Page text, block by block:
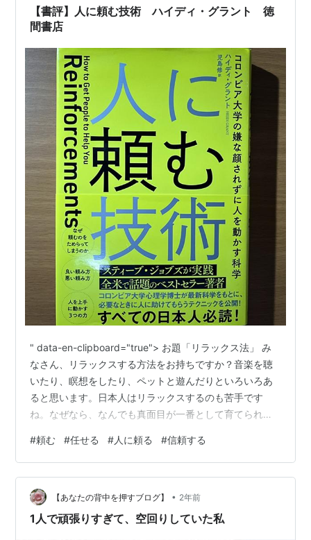
うのです。 普通は〜 社会人なら〜 みたいな慣習が昔か
ら肌に合わないというか、社会人ごっ…
【書評】人に頼む技術 ハイディ・グラント 徳
間書店
" data-en-clipboard="true"> お題「リラックス法」 み
なさん、リラックスする方法をお持ちですか？音楽を聴
いたり、瞑想をしたり、ペットと遊んだりといろいろあ
ると思います。日本人はリラックスするのも苦手です
ね。なぜなら、なんでも真面目が一番として育てられて
むことがあります。人に頼むと、負けた気がしますから
ね。ところが、人に頼むことは悪いことではないそうで
す。その根拠を力説してくれるすんごい本を紹介しま
す。（笑） " data-en-clipboard="true"> " data-en-
clipboard="true"> …
#頼む #任せる #人に頼る #信頼する
【あなたの背中を押すブログ】 • 2年前
1人で頑張りすぎて、空回りしていた私